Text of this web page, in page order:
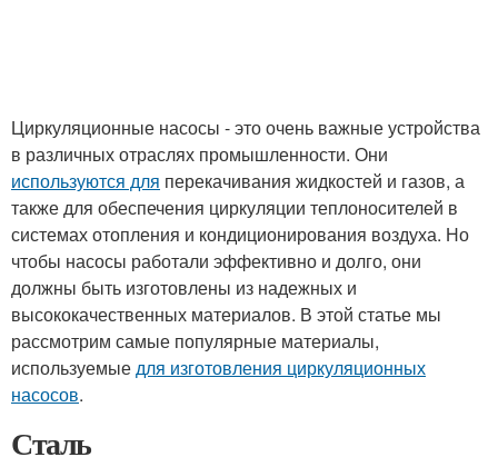
Циркуляционные насосы - это очень важные устройства
в различных отраслях промышленности. Они
используются для перекачивания жидкостей и газов, а
также для обеспечения циркуляции теплоносителей в
системах отопления и кондиционирования воздуха. Но
чтобы насосы работали эффективно и долго, они
должны быть изготовлены из надежных и
высококачественных материалов. В этой статье мы
рассмотрим самые популярные материалы,
используемыедля изготовления циркуляционных
насосов.
Сталь